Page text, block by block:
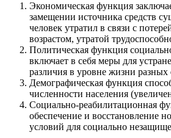
Экономическая функция
замещении источника средств
человек утратил в связи с
возрастом, утратой
Политическая функция
включает в себя меры для
различия в уровне жизни разных
Демографическая функция
численности населения
Социально-реабилитационная
обеспечение и восстановление
условий для социально